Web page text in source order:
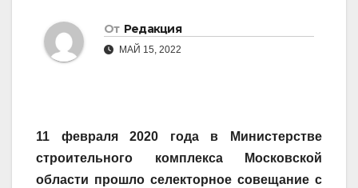
От Редакция
МАЙ 15, 2022
11 февраля 2020 года в Министерстве
строительного комплекса Московской
области прошло селекторное совещание с